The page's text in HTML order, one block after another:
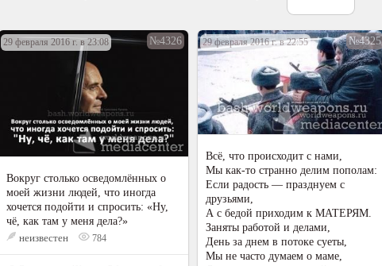
29 февраля 2016 г. в 23:08 №4326
Вокруг столько осведомлённых о
моей жизни людей, что иногда
хочется подойти и спросить: «Ну,
чё, как там у меня дела?»
неизвестен
784
29 февраля 2016 г. в 22:55 №4325
Всё, что происходит с нами,
Мы как-то странно делим пополам:
Если радость — празднуем с
друзьями,
А с бедой приходим к МАТЕРЯМ.
Заняты работой и делами,
День за днем в потоке суеты,
Мы не часто думаем о маме,